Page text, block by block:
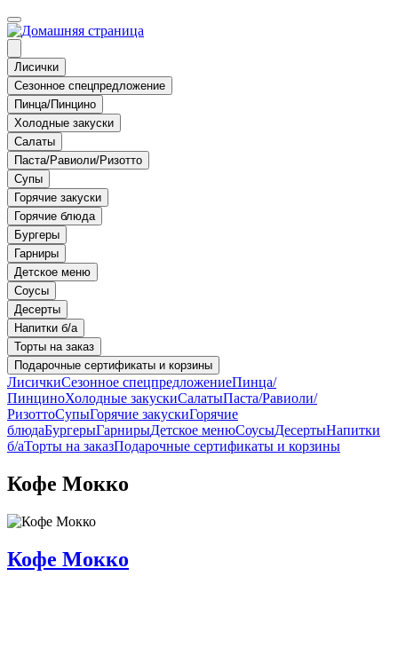
Лисички
Сезонное спецпредложение
Пинца/Пинцино
Холодные закуски
Салаты
Паста/Равиоли/Ризотто
Супы
Горячие закуски
Горячие блюда
Бургеры
Гарниры
Детское меню
Соусы
Десерты
Напитки б/а
Торты на заказ
Подарочные сертификаты и корзины
ЛисичкиСезонное спецпредложениеПинца/
ПинциноХолодные закускиСалатыПаста/Равиоли/
РизоттоСупыГорячие закускиГорячие
блюдаБургерыГарнирыДетское менюСоусыДесертыНапитки
б/аТорты на заказПодарочные сертификаты и корзины
Кофе Мокко
Кофе Мокко